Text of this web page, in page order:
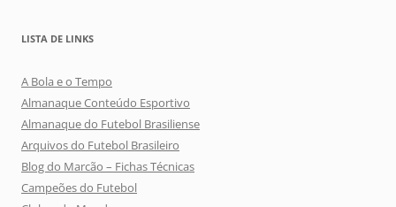
LISTA DE LINKS
A Bola e o Tempo
Almanaque Conteúdo Esportivo
Almanaque do Futebol Brasiliense
Arquivos do Futebol Brasileiro
Blog do Marcão – Fichas Técnicas
Campeões do Futebol